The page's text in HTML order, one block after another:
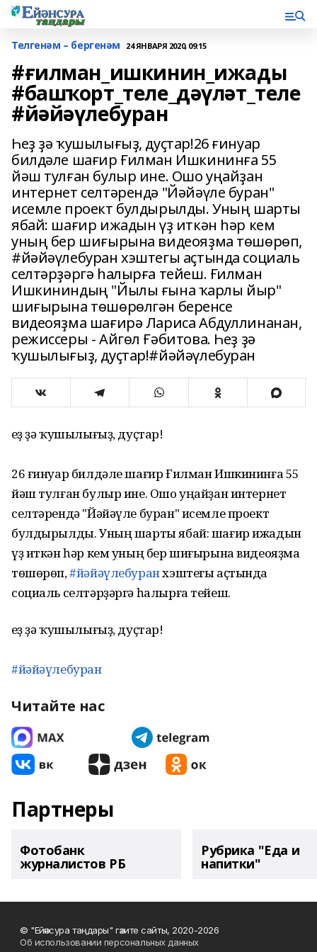
Телгенәм – бергенәм 24 ЯНВАРЯ 2020, 09:15
#ғилман_ишкинин_ижады
#башҡорт_теле_дәүләт_теле
#йәйәүлебуран
Һеҙ ҙә ҡушылығыҙ, дуҫтар!26 ғинуар
билдәле шағир Ғилман Ишкининға 55
йәш тулған булыр ине. Ошо уңайҙан
интернет селтәрендә "Йәйәүле буран"
исемле проект булдырылды. Уның шарты
ябай: шағир ижадын үҙ иткән һәр кем
уның бер шиғырына видеояҙма төшөрөп,
#йәйәүлебуран хэштегы аҫтында социаль
селтәрҙәргә һалырға тейеш. Ғилман
Ишкининдың "Йылы ғына ҡарлы йыр"
шиғырына төшөрөлгән беренсе
видеояҙма шағирә Лариса Абдуллинанан,
режиссеры - Айгөл Ғәбитова. Һеҙ ҙә
ҡушылығыҙ, дуҫтар!#йәйәүлебуран
Һеҙ ҙә ҡушылығыҙ, дуҫтар!
26 ғинуар билдәле шағир Ғилман Ишкининға 55
йәш тулған булыр ине. Ошо уңайҙан интернет
селтәрендә "Йәйәүле буран" исемле проект
булдырылды. Уның шарты ябай: шағир ижадын
үҙ иткән һәр кем уның бер шиғырына видеояҙма
төшөрөп,#йәйәүлебуранхэштегы аҫтында
социаль селтәрҙәргә һалырға тейеш.
Һеҙ ҙә ҡушылығыҙ, дуҫтар!
#йәйәүлебуран
Читайте нас
Партнеры
Фотобанк
журналистов РБ
Рубрика "Еда и
напитки"
© "Ейәнсура таңдары" гәзите сайты, 2020-2026
Об использовании персональных данных